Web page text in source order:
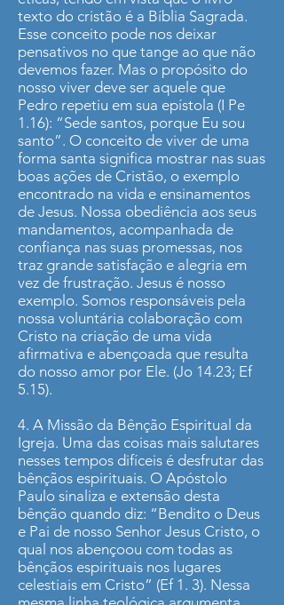
texto do cristão é a Bíblia Sagrada.
Esse conceito pode nos deixar
pensativos no que tange ao que não
devemos fazer. Mas o propósito do
nosso viver deve ser aquele que
Pedro repetiu em sua epístola (I Pe
1.16): “Sede santos, porque Eu sou
santo”. O conceito de viver de uma
forma santa significa mostrar nas suas
boas ações de Cristão, o exemplo
encontrado na vida e ensinamentos
de Jesus. Nossa obediência aos seus
mandamentos, acompanhada de
confiança nas suas promessas, nos
traz grande satisfação e alegria em
vez de frustração. Jesus é nosso
exemplo. Somos responsáveis pela
nossa voluntária colaboração com
Cristo na criação de uma vida
afirmativa e abençoada que resulta
do nosso amor por Ele. (Jo 14.23; Ef
5.15).
4. A Missão da Bênção Espiritual da
Igreja. Uma das coisas mais salutares
nesses tempos difíceis é desfrutar das
bênçãos espirituais. O Apóstolo
Paulo sinaliza e extensão desta
bênção quando diz: “Bendito o Deus
e Pai de nosso Senhor Jesus Cristo, o
qual nos abençoou com todas as
bênçãos espirituais nos lugares
celestiais em Cristo” (Ef 1. 3). Nessa